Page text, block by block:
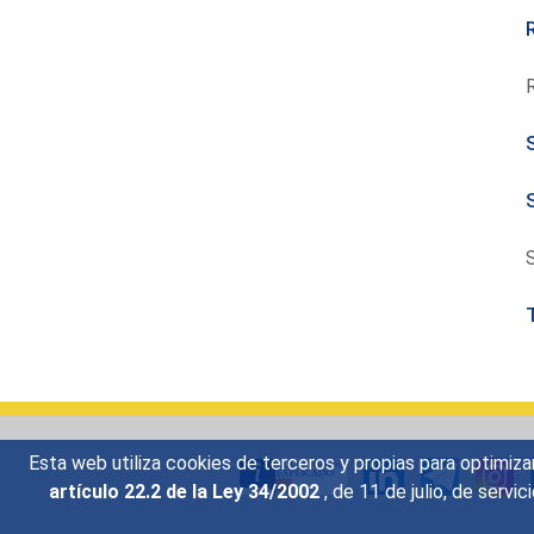
Esta web utiliza cookies de terceros y propias para
artículo 22.2 de la Ley 34/2002 , de 11 de julio, de